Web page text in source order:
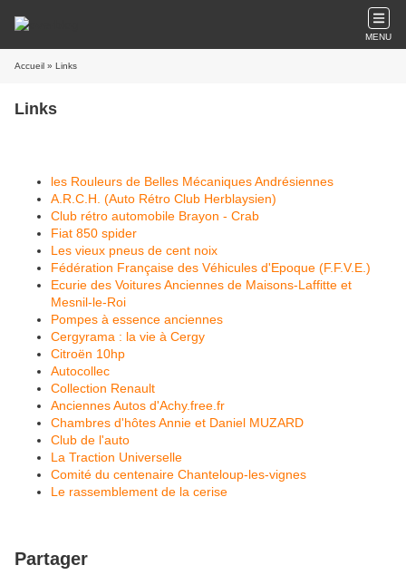
MENU
Accueil » Links
Links
les Rouleurs de Belles Mécaniques Andrésiennes
A.R.C.H. (Auto Rétro Club Herblaysien)
Club rétro automobile Brayon - Crab
Fiat 850 spider
Les vieux pneus de cent noix
Fédération Française des Véhicules d'Epoque (F.F.V.E.)
Ecurie des Voitures Anciennes de Maisons-Laffitte et
Mesnil-le-Roi
Pompes à essence anciennes
Cergyrama : la vie à Cergy
Citroën 10hp
Autocollec
Collection Renault
Anciennes Autos d'Achy.free.fr
Chambres d'hôtes Annie et Daniel MUZARD
Club de l'auto
La Traction Universelle
Comité du centenaire Chanteloup-les-vignes
Le rassemblement de la cerise
Partager